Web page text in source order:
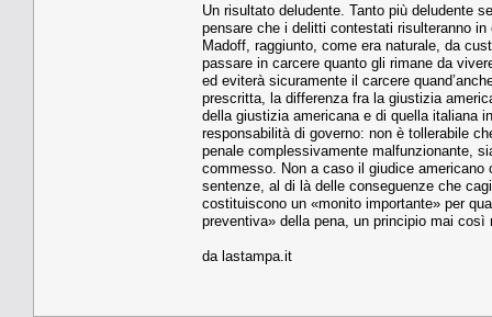
Un risultato deludente. Tanto più deludente
pensare che i delitti contestati risulteranno
Madoff, raggiunto, come era naturale, da
passare in carcere quanto gli rimane da
ed eviterà sicuramente il carcere
prescritta, la differenza fra la giustizia
della giustizia americana e di quella italiana
responsabilità di governo: non è tollerabile
penale complessivamente malfunzionante,
commesso. Non a caso il giudice
sentenze, al di là delle conseguenze che
costituiscono un «monito importante» per
preventiva» della pena, un principio mai
da lastampa.it